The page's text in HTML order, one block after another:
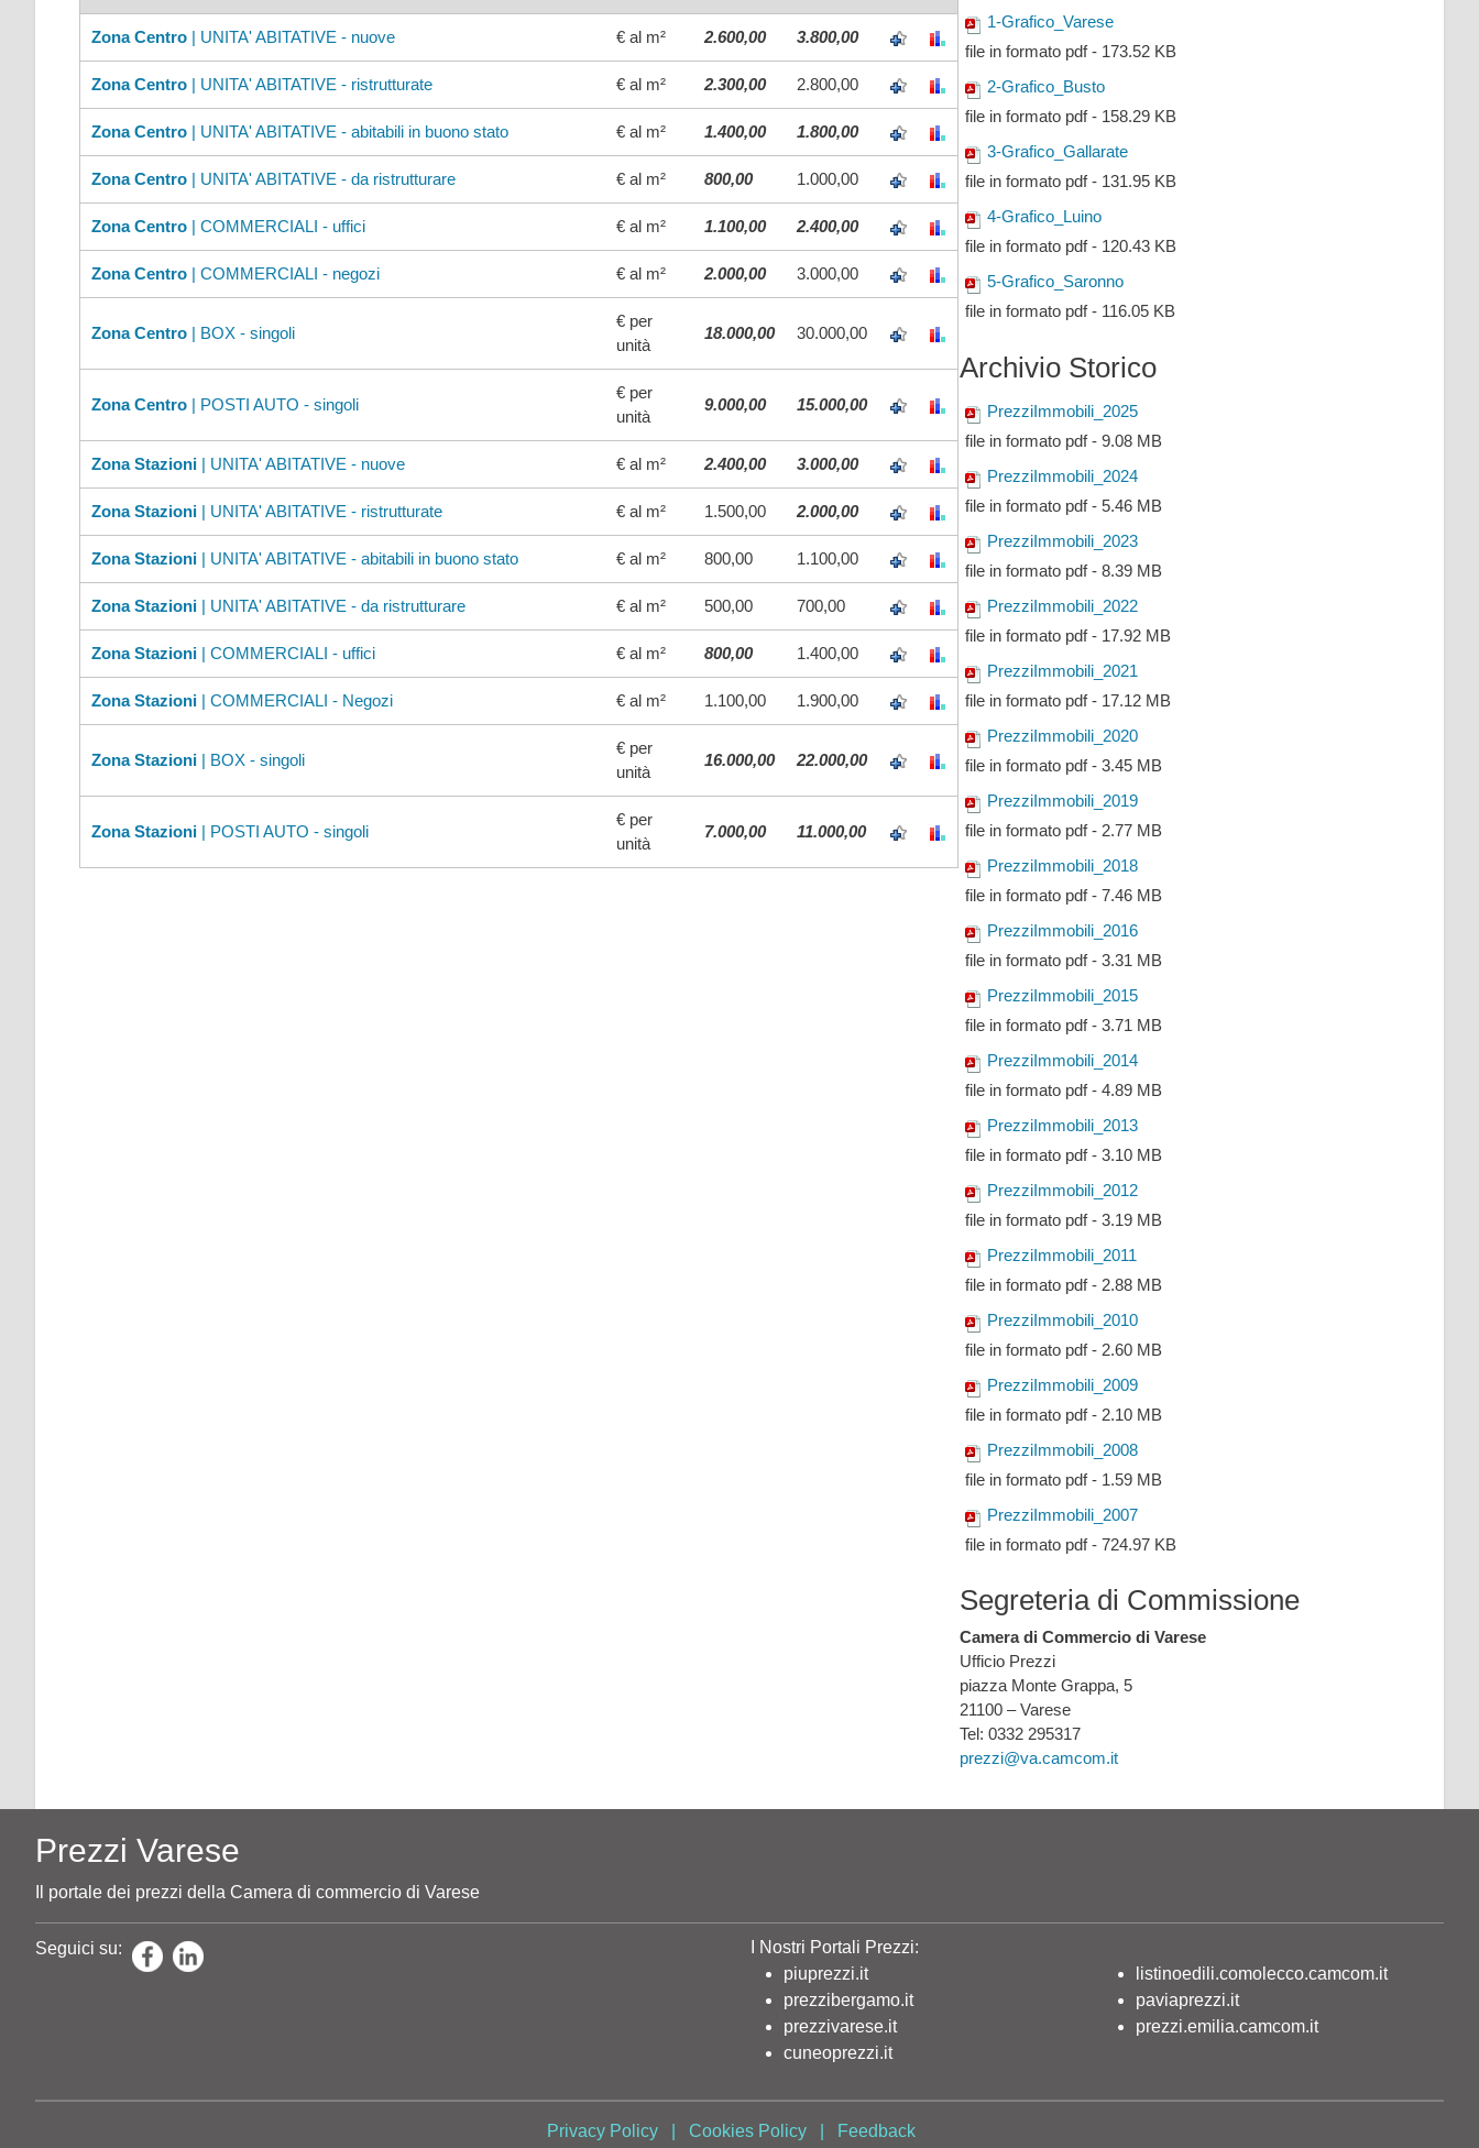
Zona Centro | UNITA' ABITATIVE - nuove € al m² 2.600,00 3.800,00
Zona Centro | UNITA' ABITATIVE - ristrutturate € al m² 2.300,00 2.800,00
Zona Centro | UNITA' ABITATIVE - abitabili in buono stato € al m² 1.400,00 1.800,00
Zona Centro | UNITA' ABITATIVE - da ristrutturare € al m² 800,00 1.000,00
Zona Centro | COMMERCIALI - uffici € al m² 1.100,00 2.400,00
Zona Centro | COMMERCIALI - negozi € al m² 2.000,00 3.000,00
Zona Centro | BOX - singoli
€ per
unità
18.000,00 30.000,00
Zona Centro | POSTI AUTO - singoli
€ per
unità
9.000,00 15.000,00
Zona Stazioni | UNITA' ABITATIVE - nuove € al m² 2.400,00 3.000,00
Zona Stazioni | UNITA' ABITATIVE - ristrutturate € al m² 1.500,00 2.000,00
Zona Stazioni | UNITA' ABITATIVE - abitabili in buono stato € al m² 800,00 1.100,00
Zona Stazioni | UNITA' ABITATIVE - da ristrutturare € al m² 500,00 700,00
Zona Stazioni | COMMERCIALI - uffici € al m² 800,00 1.400,00
Zona Stazioni | COMMERCIALI - Negozi € al m² 1.100,00 1.900,00
Zona Stazioni | BOX - singoli
€ per
unità
16.000,00 22.000,00
Zona Stazioni | POSTI AUTO - singoli
€ per
unità
7.000,00 11.000,00
1-Grafico_Varese
file in formato pdf - 173.52 KB
2-Grafico_Busto
file in formato pdf - 158.29 KB
3-Grafico_Gallarate
file in formato pdf - 131.95 KB
4-Grafico_Luino
file in formato pdf - 120.43 KB
5-Grafico_Saronno
file in formato pdf - 116.05 KB
Archivio Storico
PrezziImmobili_2025
file in formato pdf - 9.08 MB
PrezziImmobili_2024
file in formato pdf - 5.46 MB
PrezziImmobili_2023
file in formato pdf - 8.39 MB
PrezziImmobili_2022
file in formato pdf - 17.92 MB
PrezziImmobili_2021
file in formato pdf - 17.12 MB
PrezziImmobili_2020
file in formato pdf - 3.45 MB
PrezziImmobili_2019
file in formato pdf - 2.77 MB
PrezziImmobili_2018
file in formato pdf - 7.46 MB
PrezziImmobili_2016
file in formato pdf - 3.31 MB
PrezziImmobili_2015
file in formato pdf - 3.71 MB
PrezziImmobili_2014
file in formato pdf - 4.89 MB
PrezziImmobili_2013
file in formato pdf - 3.10 MB
PrezziImmobili_2012
file in formato pdf - 3.19 MB
PrezziImmobili_2011
file in formato pdf - 2.88 MB
PrezziImmobili_2010
file in formato pdf - 2.60 MB
PrezziImmobili_2009
file in formato pdf - 2.10 MB
PrezziImmobili_2008
file in formato pdf - 1.59 MB
PrezziImmobili_2007
file in formato pdf - 724.97 KB
Segreteria di Commissione
Camera di Commercio di Varese
Ufficio Prezzi
piazza Monte Grappa, 5
21100 – Varese
Tel: 0332 295317
prezzi@va.camcom.it
Prezzi Varese
Il portale dei prezzi della Camera di commercio di Varese
Seguici su:
I Nostri Portali Prezzi:
piuprezzi.it
prezzibergamo.it
prezzivarese.it
cuneoprezzi.it
listinoedili.comolecco.camcom.it
paviaprezzi.it
prezzi.emilia.camcom.it
Privacy Policy| Cookies Policy| Feedback